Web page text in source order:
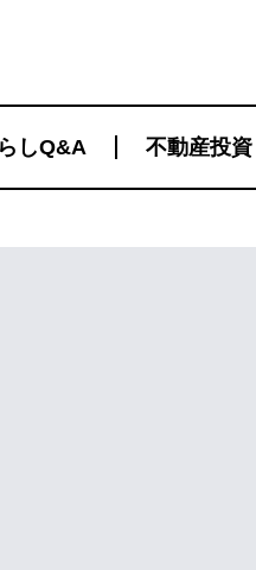
しQ&A 不動産投資